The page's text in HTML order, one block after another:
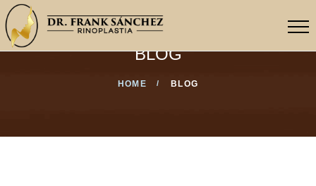
BLOG
HOME BLOG